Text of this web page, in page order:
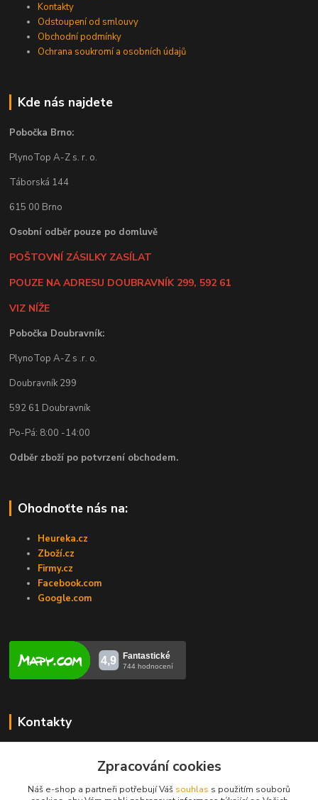
Kontakty
Odstoupení od smlouvy
Obchodní podmínky
Ochrana soukromí a osobních údajů
Kde nás najdete
Pobočka Brno:
PlynoTop A-Z s. r. o.
Táborská 144
615 00 Brno
Osobní odběr pouze po domluvě
POŠTOVNÍ ZÁSILKY ZASÍLAT
POUZE NA ADRESU DOUBRAVNÍK 299, 592 61
VIZ NÍŽE
Pobočka Doubravník:
PlynoTop A-Z s .r. o.
Doubravník 299
592 61 Doubravník
Po-Pá: 8:00 -14:00
Odběr zboží po potvrzení obchodem.
Ohodnoťte nás na:
Heureka.cz
Zboží.cz
Firmy.cz
Facebook.com
Google.com
Kontakty
+420731448913Zpracování cookies
Náš e-shop a partneři potřebují Váš souhlas s použitím souborů